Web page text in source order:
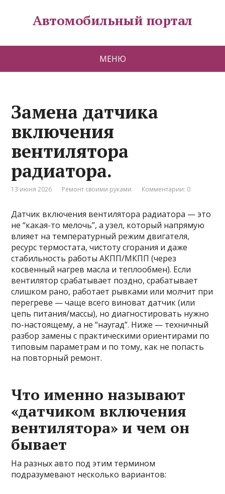
Автомобильный портал
МЕНЮ
Замена датчика
включения
вентилятора
радиатора.
13 июня 2026 Ремонт своими руками Комментарии: 0
Датчик включения вентилятора радиатора — это
не “какая-то мелочь”, а узел, который напрямую
влияет на температурный режим двигателя,
ресурс термостата, чистоту сгорания и даже
стабильность работы АКПП/МКПП (через
косвенный нагрев масла и теплообмен). Если
вентилятор срабатывает поздно, срабатывает
слишком рано, работает рывками или молчит при
перегреве — чаще всего виноват датчик (или
цепь питания/массы), но диагностировать нужно
по-настоящему, а не “наугад”. Ниже — техничный
разбор замены с практическими ориентирами по
типовым параметрам и по тому, как не попасть
на повторный ремонт.
Что именно называют
«датчиком включения
вентилятора» и чем он
бывает
На разных авто под этим термином
подразумевают несколько вариантов: